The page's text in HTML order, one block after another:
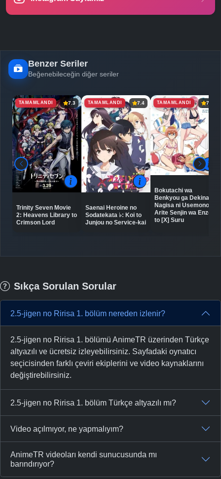
Benzer Seriler
Beğenebileceğin diğer seriler
TAMAMLANDI 7.3
Trinity Seven Movie
2: Heavens Library to
Crimson Lord
TAMAMLANDI 7.4
Saenai Heroine no
Sodatekata ♭: Koi to
Junjou no Service-kai
TAMAMLANDI 7.3
Bokutachi wa
Benkyou ga Dekinai:
Nagisa ni Usemono
Arite Senjin wa Enzen
to [X] Suru
Sıkça Sorulan Sorular
2.5-jigen no Ririsa 1. bölüm nereden izlenir?
2.5-jigen no Ririsa 1. bölümü AnimeTR üzerinden Türkçe
altyazılı ve ücretsiz izleyebilirsiniz. Sayfadaki oynatıcı
seçicisinden farklı çeviri ekiplerini ve video kaynaklarını
değiştirebilirsiniz.
2.5-jigen no Ririsa 1. bölüm Türkçe altyazılı mı?
Video açılmıyor, ne yapmalıyım?
AnimeTR videoları kendi sunucusunda mı
barındırıyor?